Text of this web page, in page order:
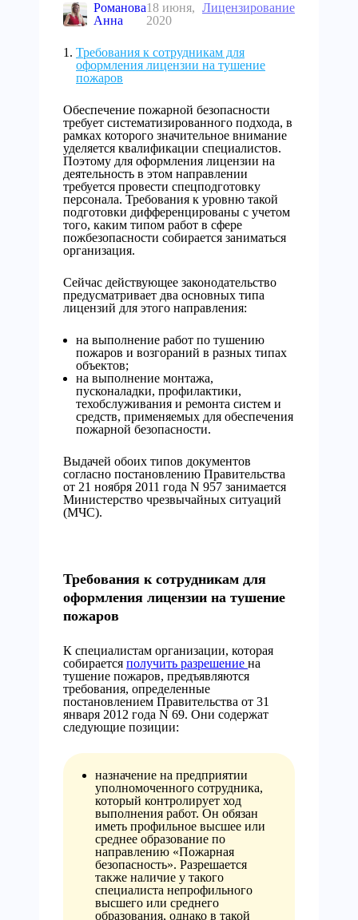
Романова
Анна
18 июня,
2020
Лицензирование
Требования к сотрудникам для
оформления лицензии на тушение
пожаров
Обеспечение пожарной безопасности
требует систематизированного подхода, в
рамках которого значительное внимание
уделяется квалификации специалистов.
Поэтому для оформления лицензии на
деятельность в этом направлении
требуется провести спецподготовку
персонала. Требования к уровню такой
подготовки дифференцированы с учетом
того, каким типом работ в сфере
пожбезопасности собирается заниматься
организация.
Сейчас действующее законодательство
предусматривает два основных типа
лицензий для этого направления:
на выполнение работ по тушению
пожаров и возгораний в разных типах
объектов;
на выполнение монтажа,
пусконаладки, профилактики,
техобслуживания и ремонта систем и
средств, применяемых для обеспечения
пожарной безопасности.
Выдачей обоих типов документов
согласно постановлению Правительства
от 21 ноября 2011 года N 957 занимается
Министерство чрезвычайных ситуаций
(МЧС).
Требования к сотрудникам для
оформления лицензии на тушение
пожаров
К специалистам организации, которая
собирается получить разрешение на
тушение пожаров, предъявляются
требования, определенные
постановлением Правительства от 31
января 2012 года N 69. Они содержат
следующие позиции:
назначение на предприятии
уполномоченного сотрудника,
который контролирует ход
выполнения работ. Он обязан
иметь профильное высшее или
среднее образование по
направлению «Пожарная
безопасность». Разрешается
также наличие у такого
специалиста непрофильного
высшего или среднего
образования, однако в такой